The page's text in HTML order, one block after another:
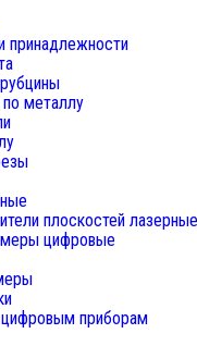
принадлежности
металлу
плоскостей лазерные
цифровые
приборам